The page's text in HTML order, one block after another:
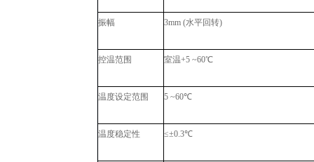
振幅 3mm (水平回转)
控温范围 室温+5 ~60℃
温度设定范围 5 ~60℃
温度稳定性 ≤±0.3℃